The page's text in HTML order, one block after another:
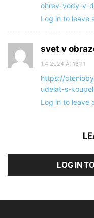
ohrev-vody-v-
Log in to leave
svet v
1.4.2024 At 16:11
https://
udelat-s-
Log in to leave
LOG IN